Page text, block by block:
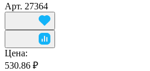
Арт. 27364
Цена:
530.86 ₽